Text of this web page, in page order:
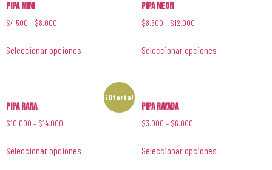
Pipa Mini
$4.500 – $8.000
Seleccionar opciones
Pipa Neon
$8.500 – $12.000
Seleccionar opciones
¡Oferta!
Pipa Rana
$10.000 – $14.000
Seleccionar opciones
Pipa Rayada
$3.000 – $6.000
Seleccionar opciones